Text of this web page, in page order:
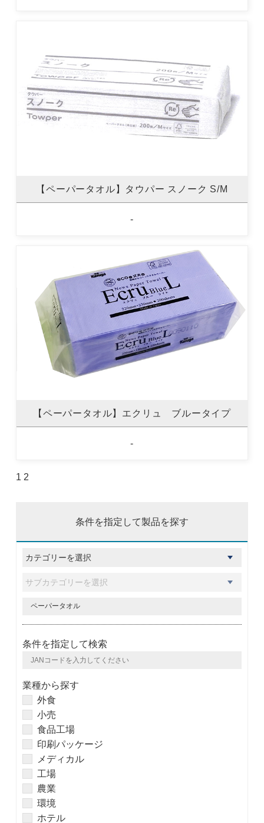
【ペーパータオル】タウパー スノーク S/M
-
【ペーパータオル】エクリュ ブルータイプ
-
1 2
条件を指定して製品を探す
条件を指定して検索
業種から探す
外食
小売
食品工場
印刷パッケージ
メディカル
工場
農業
環境
ホテル